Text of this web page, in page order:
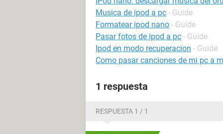
Musica de ipod a pc - Guide
Formatear ipod nano - Guide
Pasar fotos de ipod a pc - Guide
Ipod en modo recuperacion - Guide
Como pasar canciones de mi pc a
1 respuesta
RESPUESTA 1 / 1